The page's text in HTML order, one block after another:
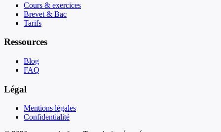
Cours & exercices
Brevet & Bac
Tarifs
Ressources
Blog
FAQ
Légal
Mentions légales
Confidentialité